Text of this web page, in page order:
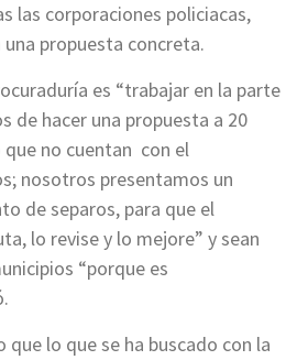
las corporaciones policiacas,
propuesta concreta.
es “trabajar en la parte
de hacer una propuesta a 20
no cuentan con el
nosotros presentamos un
de separos, para que el
lo revise y lo mejore” y sean
“porque es
que lo que se ha buscado con la